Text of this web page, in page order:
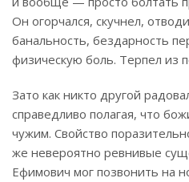
Он огорчался, скучнел,
банальность, бездарность
физическую боль. Терпел из
Зато как никто другой
справедливо полагая, что
чужим. Свойство
же невероятно ревнивые
Ефимович мог позвонить на